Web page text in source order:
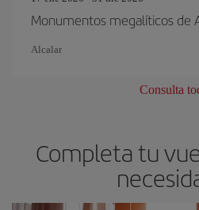
Monumentos megalíticos de
Alcalar
Consulta
Completa tu